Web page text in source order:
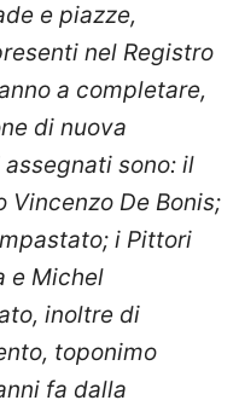
e piazze,
nel Registro
a completare,
di nuova
sono: il
De Bonis;
i Pittori
e Michel
inoltre di
toponimo
fa dalla